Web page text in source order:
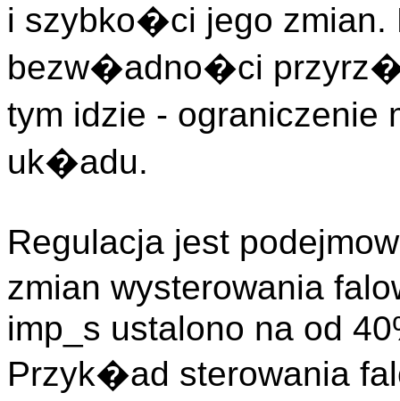
i szybko�ci jego
bezw�adno�ci
tym idzie -
uk�adu.
Regulacja jest
zmian wysterowania
imp_s ustalono na od
Przyk�ad sterowania